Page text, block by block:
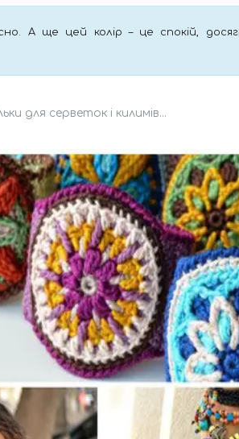
А ще цей колір – це спокій,
для серветок і килимів...